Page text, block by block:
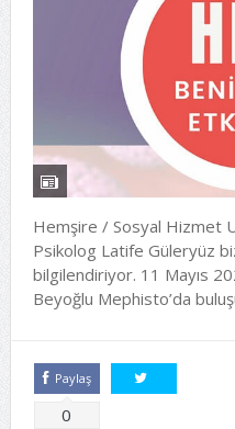
Hemşire / Sosyal Hizmet
Psikolog Latife Güleryüz
bilgilendiriyor. 11 Mayıs
Beyoğlu Mephisto’da
Paylaş
0